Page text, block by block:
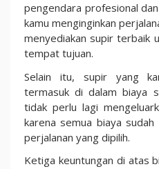
pengendara profesional
kamu menginginkan
menyediakan supir terbaik
tempat tujuan.
Selain itu, supir yang
termasuk di dalam biaya
tidak perlu lagi
karena semua biaya
perjalanan yang dipilih.
Ketiga keuntungan di atas